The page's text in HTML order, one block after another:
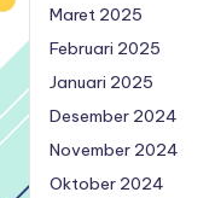
Maret 2025
Februari 2025
Januari 2025
Desember 2024
November 2024
Oktober 2024